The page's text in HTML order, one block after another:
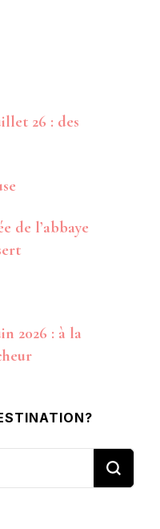
26 : des
de l’abbaye
2026 : à la